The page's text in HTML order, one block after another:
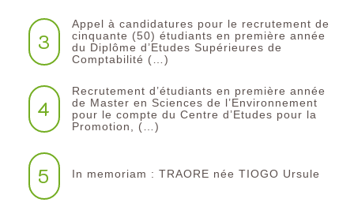
3
Appel à candidatures pour le recrutement de
cinquante (50) étudiants en première année
du Diplôme d’Etudes Supérieures de
Comptabilité (…)
4
Recrutement d’étudiants en première année
de Master en Sciences de l’Environnement
pour le compte du Centre d’Etudes pour la
Promotion, (…)
5 In memoriam : TRAORE née TIOGO Ursule